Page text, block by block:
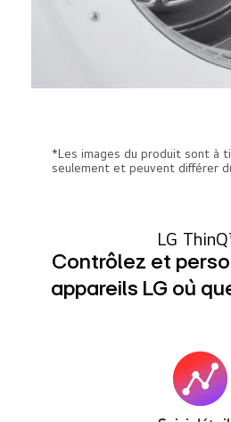
*Les images du produit sont à
seulement et peuvent différer
LG
Contrôlez et
appareils LG où